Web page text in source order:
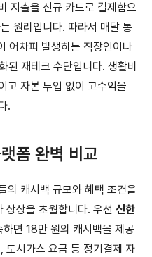
지출을 신규 카드로 결제함으
원리입니다. 따라서 매달 통
어차피 발생하는 직장인이나
된 재테크 수단입니다. 생활비
고 자본 투입 없이 고수익을
.
폼 완벽 비교
캐시백 규모와 혜택 조건을
상상을 초월합니다. 우선 신한
면 18만 원의 캐시백을 제공
도시가스 요금 등 정기결제 자